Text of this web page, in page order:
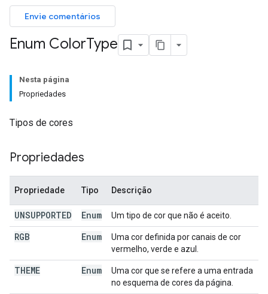
Envie comentários
Enum ColorType
Nesta página
Propriedades
Tipos de cores
Propriedades
Propriedade Tipo Descrição
UNSUPPORTED Enum Um tipo de cor que não é aceito.
RGB Enum
Uma cor definida por canais de cor
vermelho, verde e azul.
THEME Enum
Uma cor que se refere a uma entrada
no esquema de cores da página.